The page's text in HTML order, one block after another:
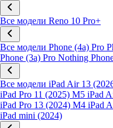
Все модели Reno 10 Pro+
Все модели Phone (4a) Pro
Phone (3a) Pro Nothing
Все модели iPad Air 13
iPad Pro 11 (2025) M5 iPad
iPad Pro 13 (2024) M4 iPad
iPad mini (2024)